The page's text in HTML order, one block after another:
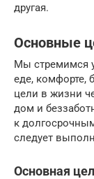
другая.
Основные
Мы стремимся
еде, комфорте,
цели в жизни
дом и
к
следует
Основная